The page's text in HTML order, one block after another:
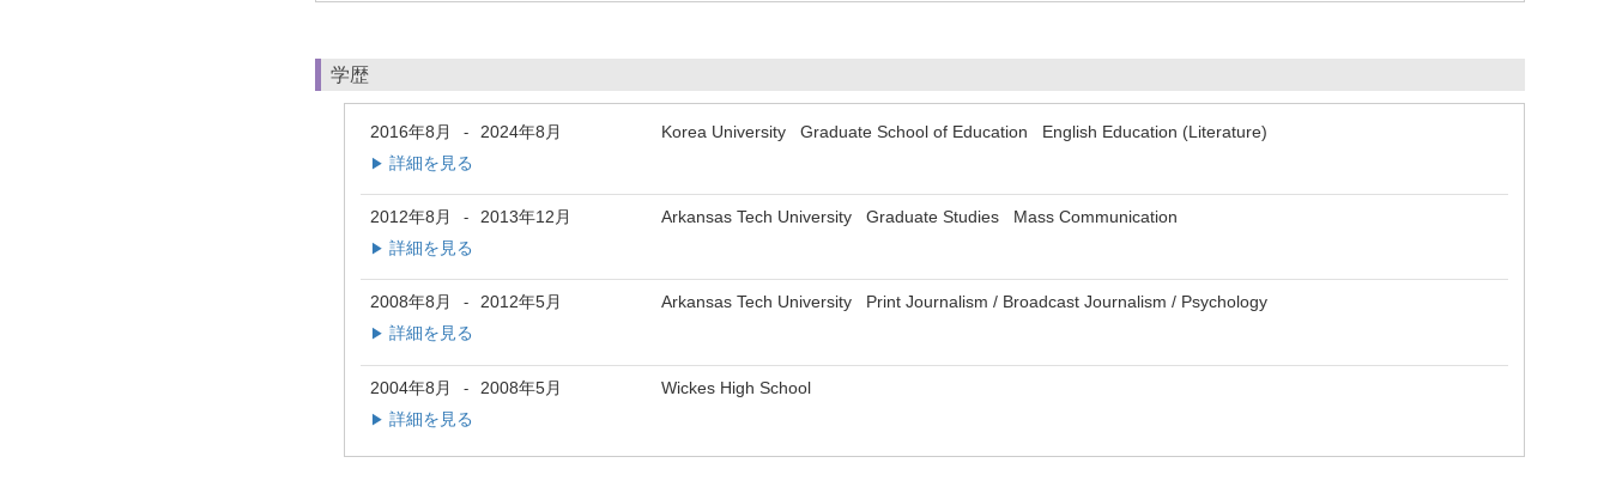
学歴
2016年8月 - 2024年8月 Korea University Graduate School of Education English Education (Literature)
▶ 詳細を見る
2012年8月 - 2013年12月 Arkansas Tech University Graduate Studies Mass Communication
▶ 詳細を見る
2008年8月 - 2012年5月 Arkansas Tech University Print Journalism / Broadcast Journalism / Psychology
▶ 詳細を見る
2004年8月 - 2008年5月 Wickes High School
▶ 詳細を見る